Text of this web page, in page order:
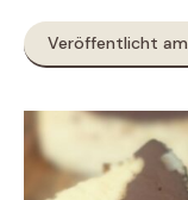
Veröffentlicht am